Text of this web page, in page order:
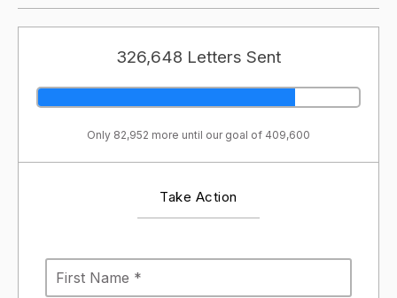
326,648 Letters Sent
Only 82,952 more until our goal of 409,600
Take Action